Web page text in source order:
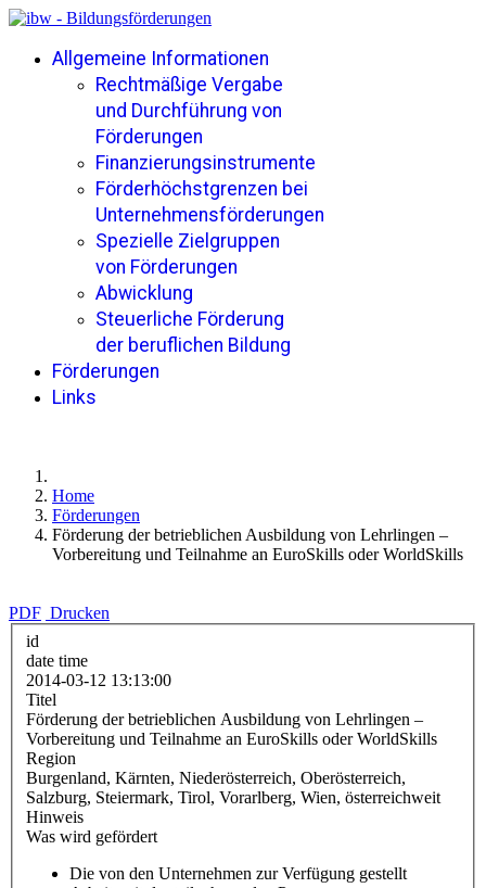
Allgemeine Informationen
Rechtmäßige Vergabe
und Durchführung von
Förderungen
Finanzierungsinstrumente
Förderhöchstgrenzen bei
Unternehmensförderungen
Spezielle Zielgruppen
von Förderungen
Abwicklung
Steuerliche Förderung
der beruflichen Bildung
Förderungen
Links
Home
Förderungen
Förderung der betrieblichen Ausbildung von Lehrlingen –
Vorbereitung und Teilnahme an EuroSkills oder WorldSkills
PDF Drucken
id
date time
2014-03-12 13:13:00
Titel
Förderung der betrieblichen Ausbildung von Lehrlingen –
Vorbereitung und Teilnahme an EuroSkills oder WorldSkills
Region
Burgenland, Kärnten, Niederösterreich, Oberösterreich,
Salzburg, Steiermark, Tirol, Vorarlberg, Wien, österreichweit
Hinweis
Was wird gefördert
Die von den Unternehmen zur Verfügung gestellt